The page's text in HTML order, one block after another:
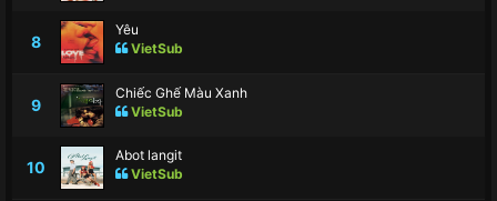
8
Yêu
VietSub
9
Chiếc Ghế Màu Xanh
VietSub
10
Abot langit
VietSub